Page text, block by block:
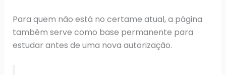
Para quem não está no certame atual, a página
também serve como base permanente para
estudar antes de uma nova autorização.